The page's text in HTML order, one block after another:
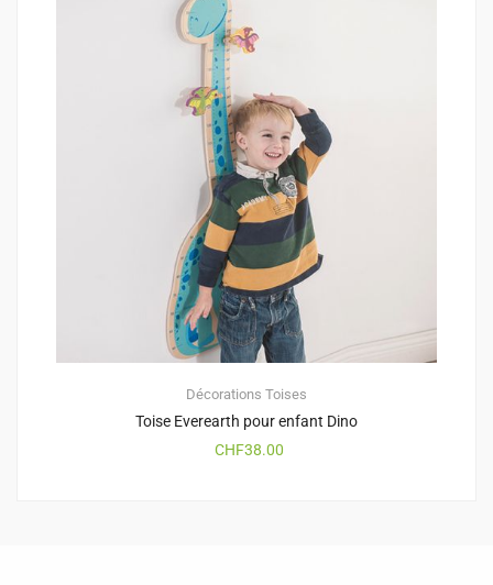
Décorations Toises
Toise Everearth pour enfant Dino
CHF38.00